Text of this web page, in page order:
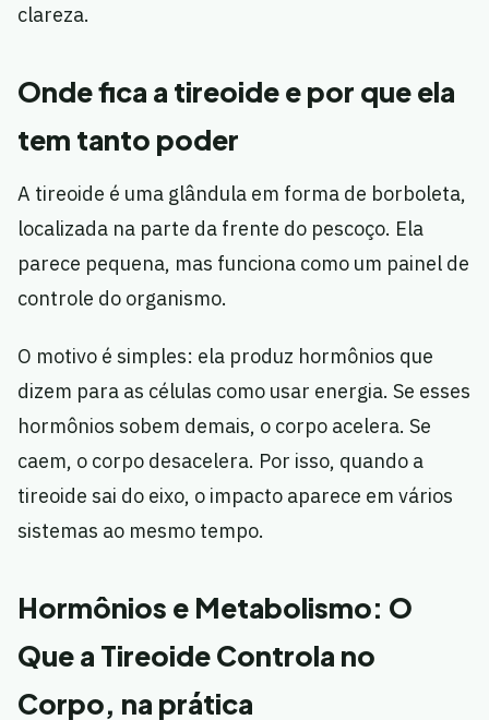
clareza.
Onde fica a tireoide e por que ela
tem tanto poder
A tireoide é uma glândula em forma de borboleta,
localizada na parte da frente do pescoço. Ela
parece pequena, mas funciona como um painel de
controle do organismo.
O motivo é simples: ela produz hormônios que
dizem para as células como usar energia. Se esses
hormônios sobem demais, o corpo acelera. Se
caem, o corpo desacelera. Por isso, quando a
tireoide sai do eixo, o impacto aparece em vários
sistemas ao mesmo tempo.
Hormônios e Metabolismo: O
Que a Tireoide Controla no
Corpo, na prática